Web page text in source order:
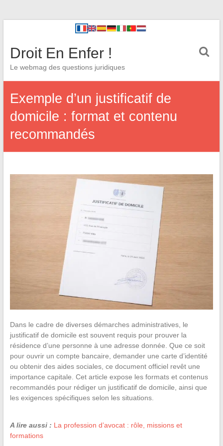
Droit En Enfer !
Le webmag des questions juridiques
Exemple d’un justificatif de
domicile : format et contenu
recommandés
Dans le cadre de diverses démarches administratives, le
justificatif de domicile est souvent requis pour prouver la
résidence d’une personne à une adresse donnée. Que ce soit
pour ouvrir un compte bancaire, demander une carte d’identité
ou obtenir des aides sociales, ce document officiel revêt une
importance capitale. Cet article expose les formats et contenus
recommandés pour rédiger un justificatif de domicile, ainsi que
les exigences spécifiques selon les situations.
A lire aussi : La profession d’avocat : rôle, missions et
formations